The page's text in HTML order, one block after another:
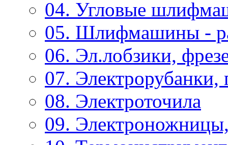
04. Угловые
05. Шлифмашины -
06. Эл.лобзики,
07. Электрорубанки,
08. Электроточила
09.